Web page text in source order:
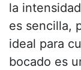
la
es sencilla,
ideal para
bocado es